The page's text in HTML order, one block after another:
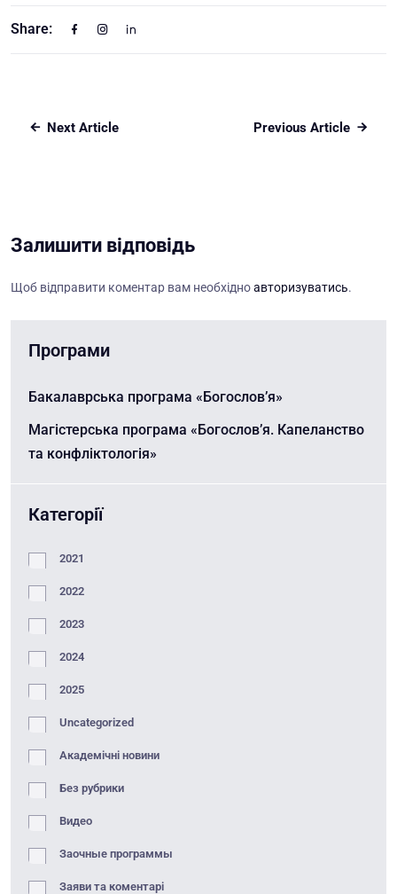
Share:
Next Article Previous Article
Залишити відповідь
Щоб відправити коментар вам необхідноавторизуватись.
Програми
Бакалаврська програма «Богослов’я»
Магістерська програма «Богослов’я. Капеланство
та конфліктологія»
Категорії
2021
2022
2023
2024
2025
Uncategorized
Академічні новини
Без рубрики
Видео
Заочные программы
Заяви та коментарі